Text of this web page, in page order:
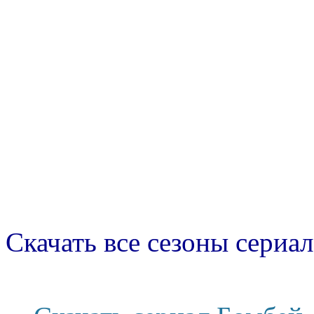
Скачать все сезоны